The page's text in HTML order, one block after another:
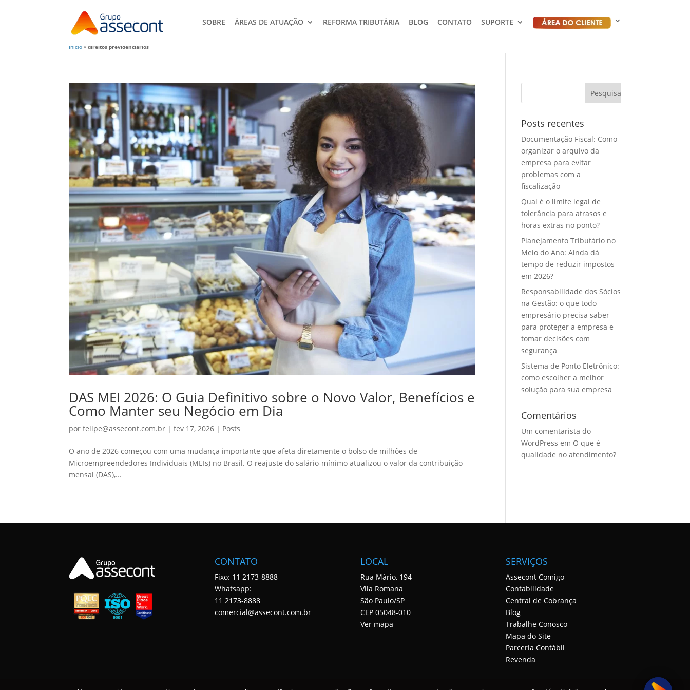
SOBRE ÁREAS DE ATUAÇÃO REFORMA TRIBUTÁRIA BLOG CONTATO SUPORTE
Início»direitos previdenciários
DAS MEI 2026: O Guia Definitivo sobre o Novo Valor, Benefícios e
Como Manter seu Negócio em Dia
porfelipe@assecont.com.br |fev 17, 2026 | Posts
O ano de 2026 começou com uma mudança importante que afeta diretamente o bolso de milhões de
Microempreendedores Individuais (MEIs) no Brasil. O reajuste do salário-mínimo atualizou o valor da contribuição
mensal (DAS),...
Posts recentes
Documentação Fiscal: Como
organizar o arquivo da
empresa para evitar
problemas com a
fiscalização
Qual é o limite legal de
tolerância para atrasos e
horas extras no ponto?
Planejamento Tributário no
Meio do Ano: Ainda dá
tempo de reduzir impostos
em 2026?
Responsabilidade dos Sócios
na Gestão: o que todo
empresário precisa saber
para proteger a empresa e
tomar decisões com
segurança
Sistema de Ponto Eletrônico:
como escolher a melhor
solução para sua empresa
Comentários
Um comentarista do
WordPress em O que é
qualidade no atendimento?
CONTATO
Fixo: 11 2173-8888
Whatsapp:
11 2173-8888
comercial@assecont.com.br
LOCAL
Rua Mário, 194
Vila Romana
São Paulo/SP
CEP 05048-010
Ver mapa
SERVIÇOS
Assecont Comigo
Contabilidade
Central de Cobrança
Blog
Trabalhe Conosco
Mapa do Site
Parceria Contábil
Revenda